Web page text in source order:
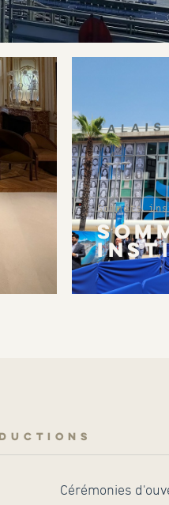
Sommets
Cérémonies